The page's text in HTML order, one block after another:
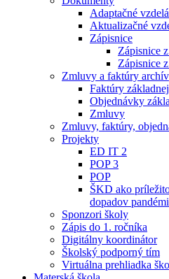
Adaptačné
Aktualizačné
Zápisnice
Zápisnice
Zápisnice
Zmluvy a faktúry archív
Faktúry
Objednávky
Zmluvy
Zmluvy, faktúry,
Projekty
ED IT 2
POP 3
POP
ŠKD ako
dopadov
Sponzori školy
Zápis do 1. ročníka
Digitálny koordinátor
Školský podporný tím
Virtuálna prehliadka